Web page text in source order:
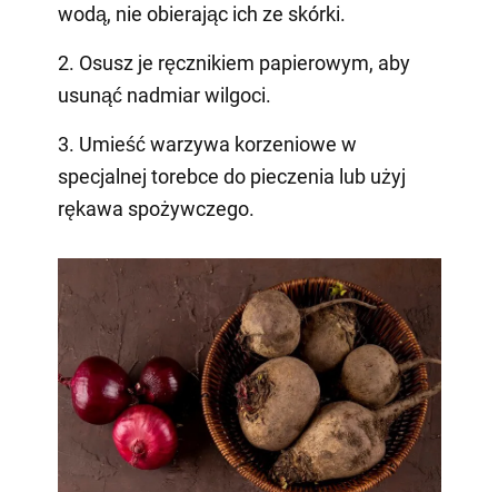
wodą, nie obierając ich ze skórki.
2. Osusz je ręcznikiem papierowym, aby
usunąć nadmiar wilgoci.
3. Umieść warzywa korzeniowe w
specjalnej torebce do pieczenia lub użyj
rękawa spożywczego.